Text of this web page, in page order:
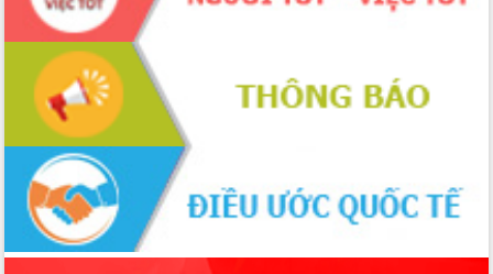
Đắk Lắk sơ kết 4 năm triển khai thực
hiện Đề án 06 của Chính phủ
Họp báo thông tin về Hội nghị Công bố
Quy hoạch và Xúc tiến đầu tư tỉnh Đắk
Lắk
Khơi thông điểm nghẽn, đẩy nhanh
giải ngân vốn khắc phục thiên tai
HĐND tỉnh thông qua điều chỉnh Quy
hoạch tỉnh thời kỳ 2021-2030
Hội thảo góp ý hồ sơ điều chỉnh quy
hoạch tỉnh Đắk Lắk thời kỳ 2021-2030,